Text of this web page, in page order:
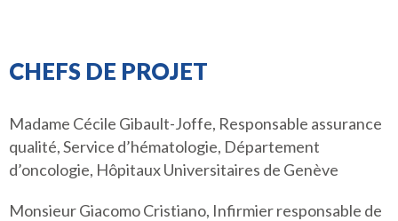
CHEFS DE PROJET
Madame Cécile Gibault-Joffe, Responsable assurance
qualité, Service d’hématologie, Département
d’oncologie, Hôpitaux Universitaires de Genève
Monsieur Giacomo Cristiano, Infirmier responsable de